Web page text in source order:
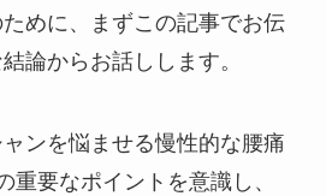
めに、まずこの記事でお伝
論からお話しします。
ンを悩ませる慢性的な腰痛
重要なポイントを意識し、